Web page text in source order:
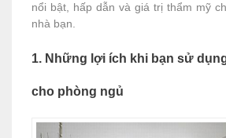
nổi bật, hấp dẫn và giá trị thẩm mỹ
nhà bạn.
1. Những lợi ích khi bạn sử
cho phòng ngủ